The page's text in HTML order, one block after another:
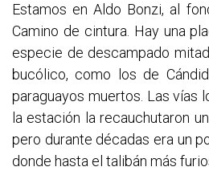
Estamos en Aldo Bonzi, al
Camino de cintura. Hay una
especie de descampado
bucólico, como los de
paraguayos muertos. Las vías
la estación la recauchutaron
pero durante décadas era un
donde hasta el talibán más